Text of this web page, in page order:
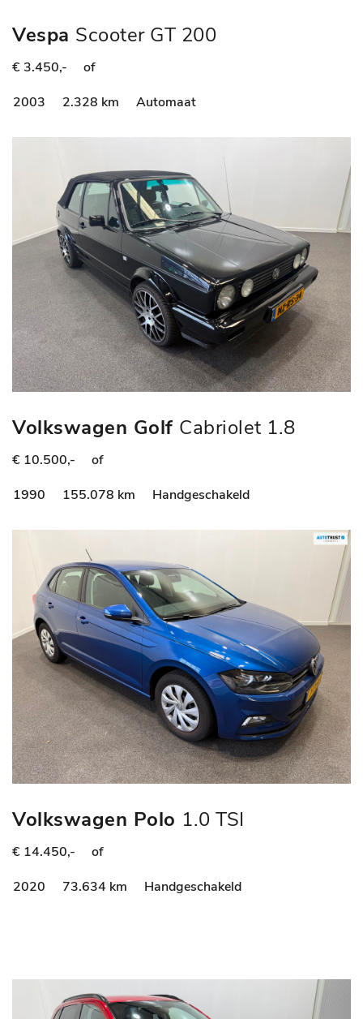
Vespa Scooter GT 200
€ 3.450,-
of
2003
2.328 km Automaat
Volkswagen Golf Cabriolet 1.8
€ 10.500,-
of
1990
155.078 km Handgeschakeld
Volkswagen Polo 1.0 TSI
Comfortline
€ 14.450,-
of
2020
73.634 km Handgeschakeld